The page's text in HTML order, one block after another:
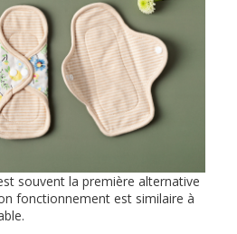
souvent la première alternative
fonctionnement est similaire à